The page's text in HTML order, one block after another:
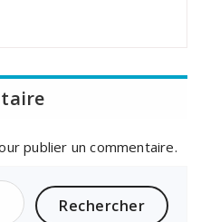
publier un commentaire.